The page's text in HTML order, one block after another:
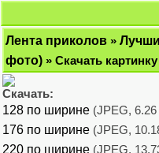
Лента приколов »
фото) » Скачать картинку
Скачать:
128 по ширине (JPEG,
176 по ширине (JPEG,
220 по ширине (JPEG,